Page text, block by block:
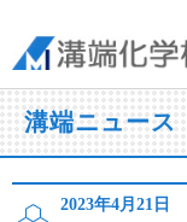
溝端ニュース
2023年4月21日